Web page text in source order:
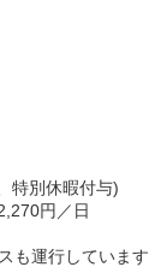
特別休暇付与)
円／日
も運行しています